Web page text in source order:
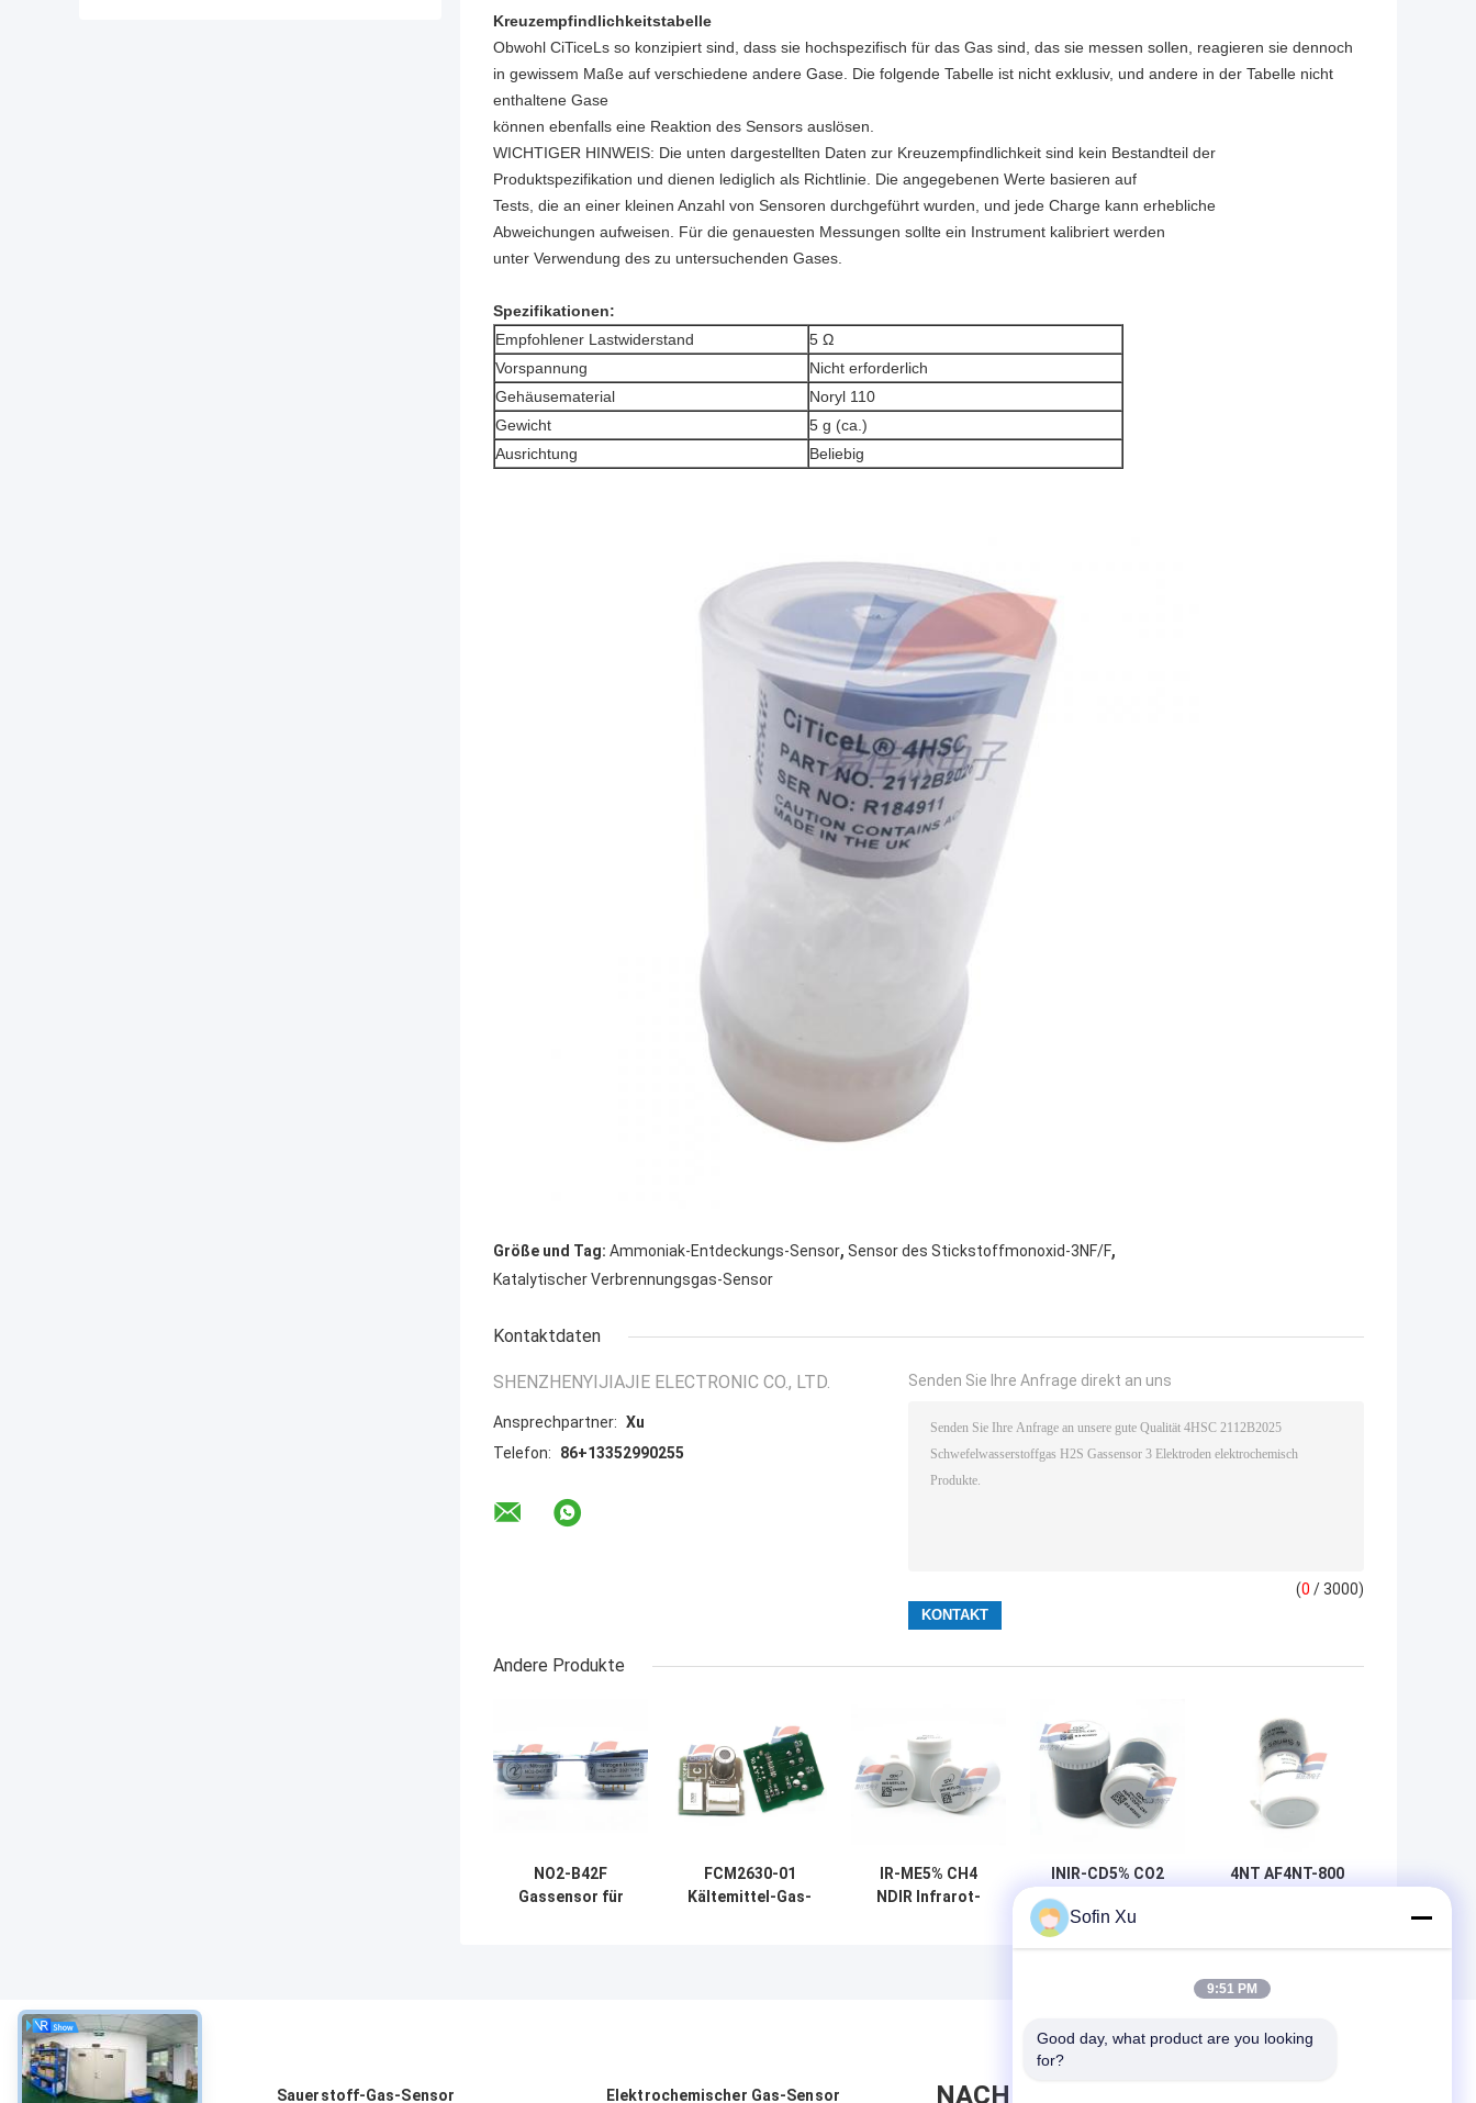
Kreuzempfindlichkeitstabelle
Obwohl CiTiceLs so konzipiert sind, dass sie hochspezifisch für das Gas sind, das sie messen sollen, reagieren sie dennoch
in gewissem Maße auf verschiedene andere Gase. Die folgende Tabelle ist nicht exklusiv, und andere in der Tabelle nicht
enthaltene Gase
können ebenfalls eine Reaktion des Sensors auslösen.
WICHTIGER HINWEIS: Die unten dargestellten Daten zur Kreuzempfindlichkeit sind kein Bestandteil der
Produktspezifikation und dienen lediglich als Richtlinie. Die angegebenen Werte basieren auf
Tests, die an einer kleinen Anzahl von Sensoren durchgeführt wurden, und jede Charge kann erhebliche
Abweichungen aufweisen. Für die genauesten Messungen sollte ein Instrument kalibriert werden
unter Verwendung des zu untersuchenden Gases.
Spezifikationen:
Empfohlener Lastwiderstand
5 Ω
Vorspannung
Nicht erforderlich
Gehäusematerial
Noryl 110
Gewicht
5 g (ca.)
Ausrichtung
Beliebig
Größe und Tag: Ammoniak-Entdeckungs-Sensor, Sensor des Stickstoffmonoxid-3NF/F,
Katalytischer Verbrennungsgas-Sensor
Kontaktdaten
SHENZHENYIJIAJIE ELECTRONIC CO., LTD.
Ansprechpartner: Xu
Telefon:
86+13352990255
Senden Sie Ihre Anfrage direkt an uns
(0 / 3000)
Andere Produkte
NO2-B42F
Gassensor für
FCM2630-01
Kältemittel-Gas-
IR-ME5% CH4
NDIR Infrarot-
INIR-CD5% CO2
Kohlendioxid IR-
4NT AF4NT-800
Elektrochemie
über Sauerstoff-Gas-Sensor Elektrochemischer Gas-Sensor NACHRICHT HINTERLASSEN
Sofin Xu
9:51 PM
Good day, what product are you looking
for?